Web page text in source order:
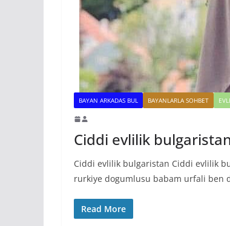
BAYAN ARKADAS BUL BAYANLARLA SOHBET
Ciddi evlilik bulgaristan
Ciddi evlilik bulgaristan Ciddi evlilik
rurkiye dogumlusu babam urfali ben
Read More